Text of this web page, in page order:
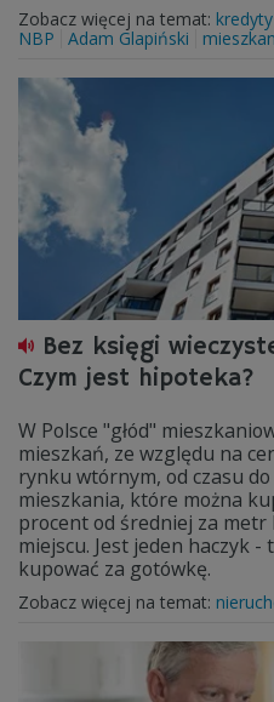
Zobacz więcej na temat:
NBP
Adam Glapiński
Bez księgi
Czym jest hipoteka?
W Polsce "głód"
mieszkań, ze względu na
rynku wtórnym, od czasu
mieszkania, które można
procent od średniej za
miejscu. Jest jeden haczyk -
kupować za gotówkę.
Zobacz więcej na temat: